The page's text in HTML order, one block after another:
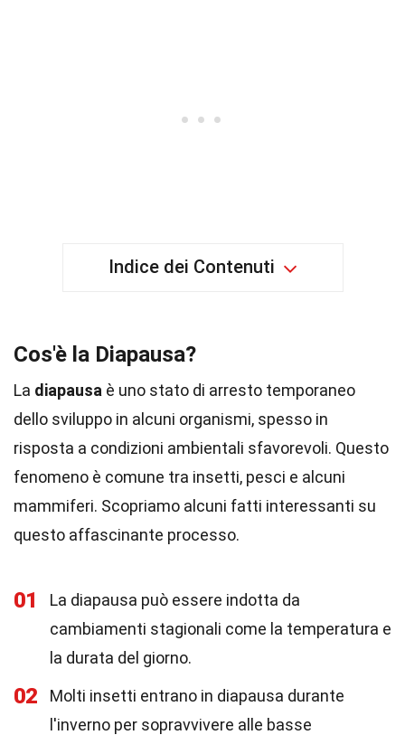
Indice dei Contenuti
Cos'è la Diapausa?
La diapausa è uno stato di arresto temporaneo
dello sviluppo in alcuni organismi, spesso in
risposta a condizioni ambientali sfavorevoli. Questo
fenomeno è comune tra insetti, pesci e alcuni
mammiferi. Scopriamo alcuni fatti interessanti su
questo affascinante processo.
01
La diapausa può essere indotta da
cambiamenti stagionali come la temperatura e
la durata del giorno.
02
Molti insetti entrano in diapausa durante
l'inverno per sopravvivere alle basse